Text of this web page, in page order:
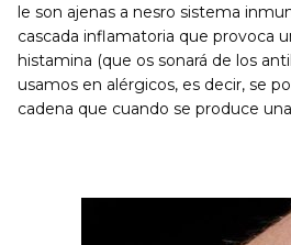
le son ajenas a nesro sistema
cascada inflamatoria que provoca
histamina (que os sonará de los
usamos en alérgicos, es decir, se
cadena que cuando se produce